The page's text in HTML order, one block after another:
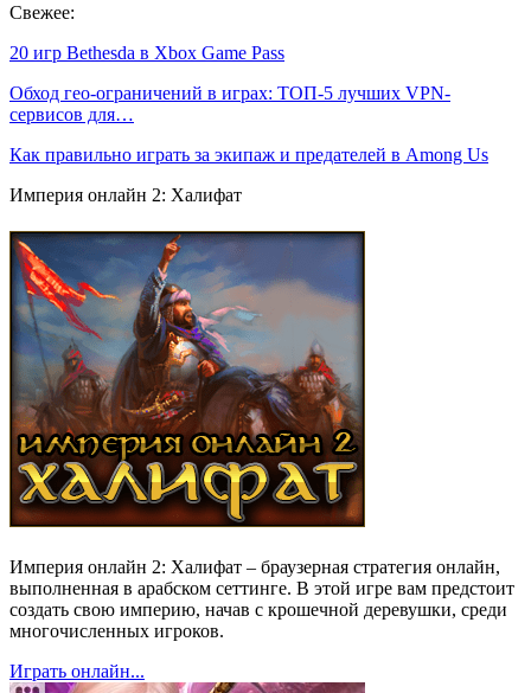
Свежее:
20 игр Bethesda в Xbox Game Pass
Обход гео-ограничений в играх: ТОП-5 лучших VPN-
сервисов для…
Как правильно играть за экипаж и предателей в Among Us
Империя онлайн 2: Халифат
Империя онлайн 2: Халифат – браузерная стратегия онлайн,
выполненная в арабском сеттинге. В этой игре вам предстоит
создать свою империю, начав с крошечной деревушки, среди
многочисленных игроков.
Играть онлайн...